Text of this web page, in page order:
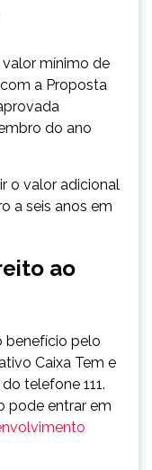
mínimo de
a Proposta
do ano
o valor adicional
a seis anos em
ao
benefício pelo
Caixa Tem e
telefone 111.
pode entrar em